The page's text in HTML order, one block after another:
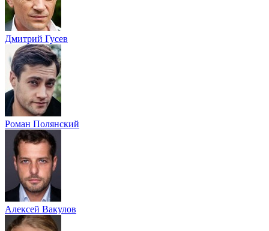
Дмитрий Гусев
Роман Полянский
Алексей Вакулов